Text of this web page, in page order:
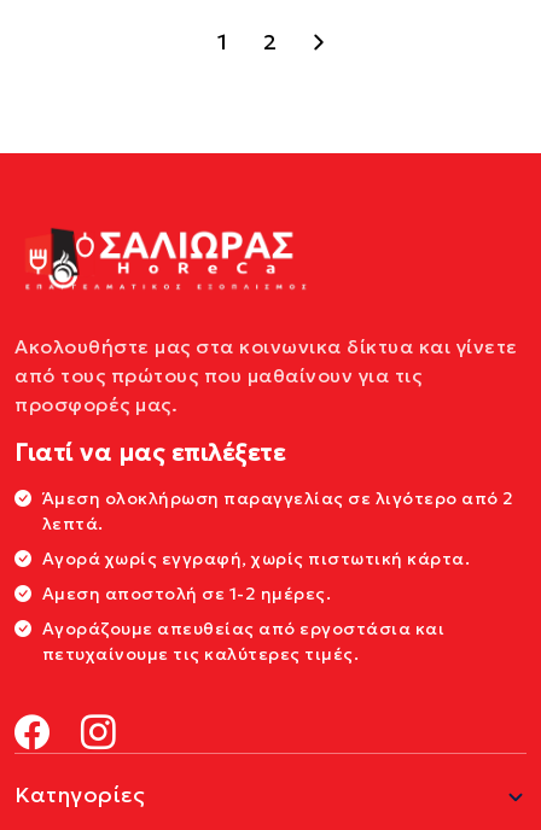
1 2
Ακολουθήστε μας στα κοινωνικα δίκτυα και γίνετε
από τους πρώτους που μαθαίνουν για τις
προσφορές μας.
Γιατί να μας επιλέξετε
Άμεση ολοκλήρωση παραγγελίας σε λιγότερο από 2
λεπτά.
Αγορά χωρίς εγγραφή, χωρίς πιστωτική κάρτα.
Αμεση αποστολή σε 1-2 ημέρες.
Αγοράζουμε απευθείας από εργοστάσια και
πετυχαίνουμε τις καλύτερες τιμές.
Κατηγορίες